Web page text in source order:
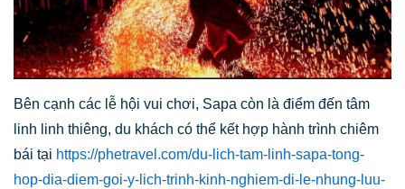
Bên cạnh các lễ hội vui chơi, Sapa còn là điểm đến tâm
linh linh thiêng, du khách có thể kết hợp hành trình chiêm
bái tại https://phetravel.com/du-lich-tam-linh-sapa-tong-
hop-dia-diem-goi-y-lich-trinh-kinh-nghiem-di-le-nhung-luu-